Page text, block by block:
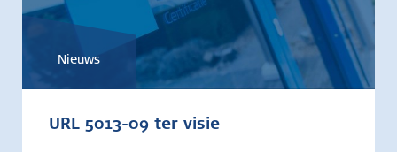
Nieuws
URL 5013-09 ter visie